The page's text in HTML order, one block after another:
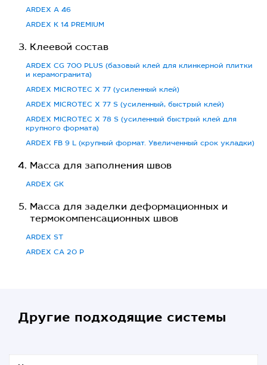
ARDEX A 46
ARDEX K 14 PREMIUM
Клеевой состав
ARDEX CG 700 PLUS (базовый клей для клинкерной плитки
и керамогранита)
ARDEX MICROTEC X 77 (усиленный клей)
ARDEX MICROTEC X 77 S (усиленный, быстрый клей)
ARDEX MICROTEC X 78 S (усиленный быстрый клей для
крупного формата)
ARDEX FB 9 L (крупный формат. Увеличенный срок укладки)
Масса для заполнения швов
ARDEX GK
Масса для заделки деформационных и
термокомпенсационных швов
ARDEX ST
ARDEX CA 20 P
Другие подходящие системы